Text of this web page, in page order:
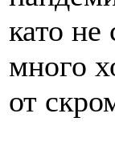
като не
много
от